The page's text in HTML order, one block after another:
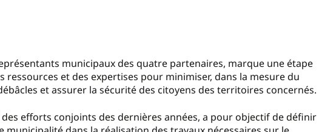
municipaux des quatre partenaires, marque une étape
et des expertises pour minimiser, dans la mesure du
et assurer la sécurité des citoyens des territoires concernés.
des efforts conjoints des dernières années, a pour objectif de définir